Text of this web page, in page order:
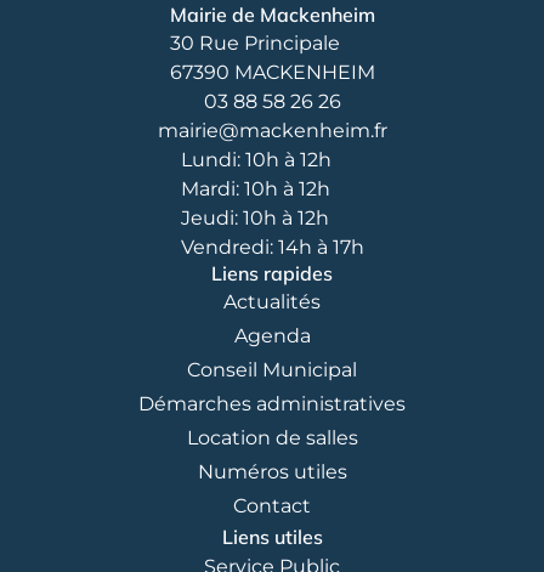
Mairie de Mackenheim
30 Rue Principale
67390 MACKENHEIM
03 88 58 26 26
mairie@mackenheim.fr
Lundi: 10h à 12h
Mardi: 10h à 12h
Jeudi: 10h à 12h
Vendredi: 14h à 17h
Liens rapides
Actualités
Agenda
Conseil Municipal
Démarches administratives
Location de salles
Numéros utiles
Contact
Liens utiles
Service Public